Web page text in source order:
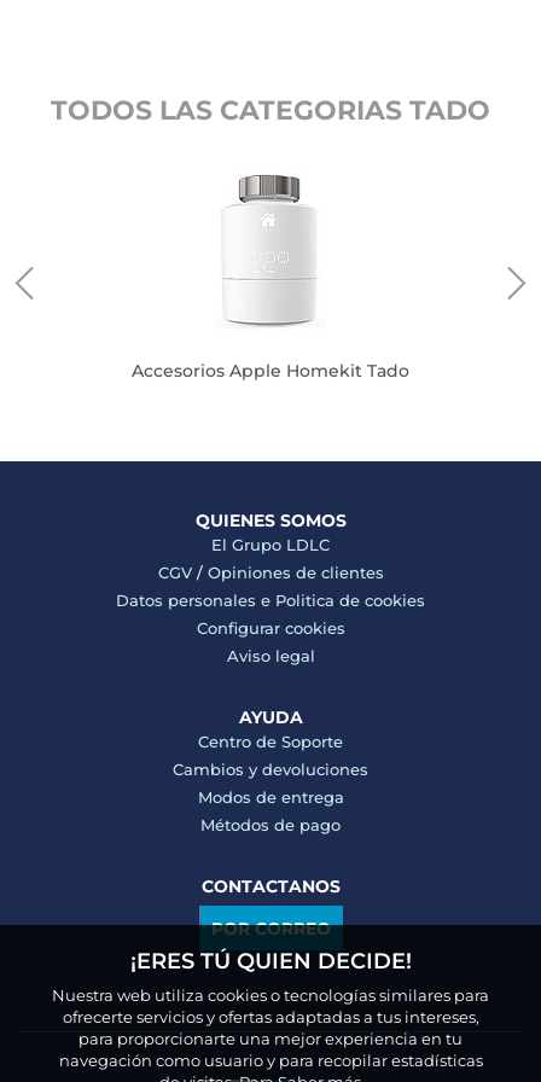
TODOS LAS CATEGORIAS TADO
Accesorios Apple Homekit Tado
QUIENES SOMOS
El Grupo LDLC
CGV/ Opiniones de clientes
Datos personales e Politica de cookies
Configurar cookies
Aviso legal
AYUDA
Centro de Soporte
Cambios y devoluciones
Modos de entrega
Métodos de pago
CONTACTANOS
POR CORREO
¡ERES TÚ QUIEN DECIDE!
Nuestra web utiliza cookies o tecnologías similares para
ofrecerte servicios y ofertas adaptadas a tus intereses,
para proporcionarte una mejor experiencia en tu
navegación como usuario y para recopilar estadísticas